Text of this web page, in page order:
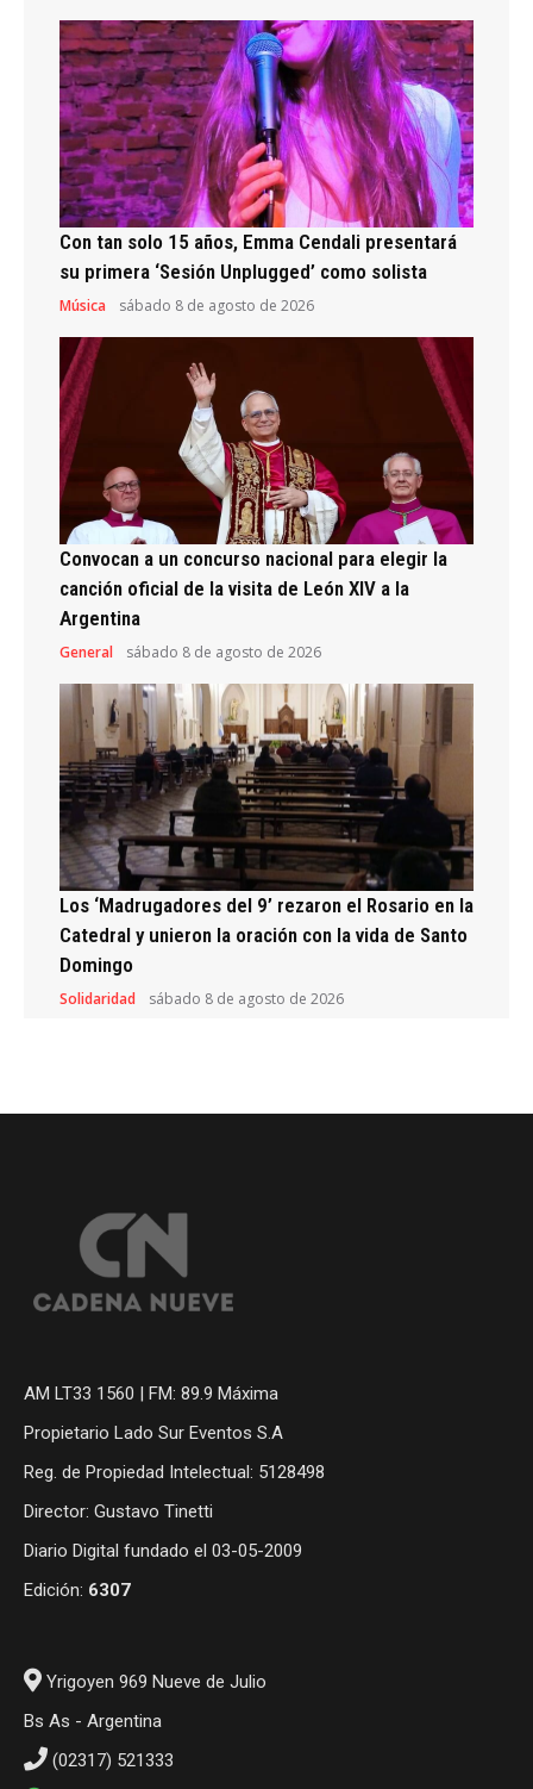
Con tan solo 15 años, Emma Cendali presentará
su primera ‘Sesión Unplugged’ como solista
Música sábado 8 de agosto de 2026
Convocan a un concurso nacional para elegir la
canción oficial de la visita de León XIV a la
Argentina
General sábado 8 de agosto de 2026
Los ‘Madrugadores del 9’ rezaron el Rosario en la
Catedral y unieron la oración con la vida de Santo
Domingo
Solidaridad sábado 8 de agosto de 2026
AM LT33 1560 | FM: 89.9 Máxima
Propietario Lado Sur Eventos S.A
Reg. de Propiedad Intelectual: 5128498
Director: Gustavo Tinetti
Diario Digital fundado el 03-05-2009
Edición: 6307
Yrigoyen 969 Nueve de Julio
Bs As - Argentina
(02317) 521333